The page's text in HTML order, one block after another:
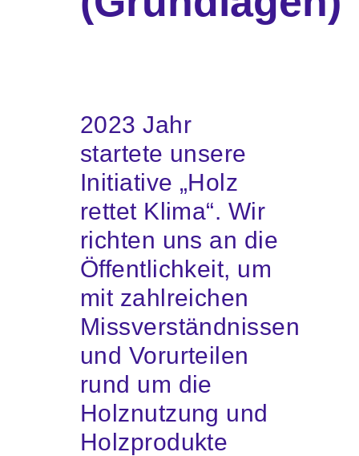
2023 Jahr
startete unsere
Initiative „Holz
rettet Klima“. Wir
richten uns an die
Öffentlichkeit, um
mit zahlreichen
Missverständnissen
und Vorurteilen
rund um die
Holznutzung und
Holzprodukte